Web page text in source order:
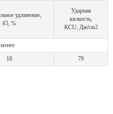
удлинение,
δ5, %
Ударная
вязкость,
КСU, Дж/см2
18 79